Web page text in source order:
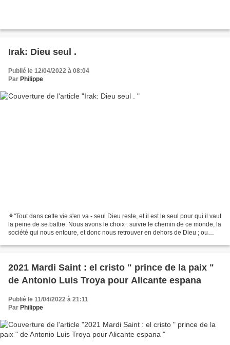
Irak: Dieu seul .
Publié le 12/04/2022 à 08:04
Par Philippe
⚘"Tout dans cette vie s'en va - seul Dieu reste, et il est le seul pour qui il vaut
la peine de se battre. Nous avons le choix : suivre le chemin de ce monde, la
société qui nous entoure, et donc nous retrouver en dehors de Dieu ; ou
2021 Mardi Saint : el cristo " prince de la paix "
de Antonio Luis Troya pour Alicante espana
Publié le 11/04/2022 à 21:11
Par Philippe